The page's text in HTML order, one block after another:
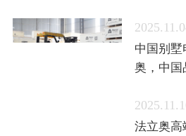
中国别墅
奥，中国
法立奥高